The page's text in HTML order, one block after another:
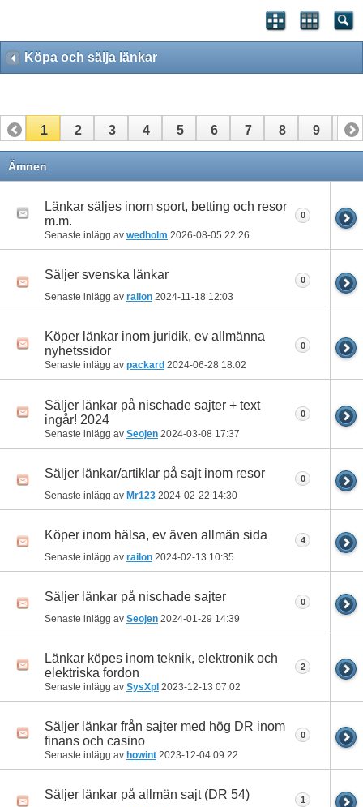
Köpa och sälja länkar
1 2 3 4 5 6 7 8 9 10
11
Ämnen
Länkar säljes inom sport, betting och resor
m.m.
Senaste inlägg av wedholm 2026-08-05 22:26
0
Säljer svenska länkar
Senaste inlägg av railon 2024-11-18 12:03
0
Köper länkar inom juridik, ev allmänna
nyhetssidor
Senaste inlägg av packard 2024-06-28 18:02
0
Säljer länkar på nischade sajter + text
ingår! 2024
Senaste inlägg av Seojen 2024-03-08 17:37
0
Säljer länkar/artiklar på sajt inom resor
Senaste inlägg av Mr123 2024-02-22 14:30
0
Köper inom hälsa, ev även allmän sida
Senaste inlägg av railon 2024-02-13 10:35
4
Säljer länkar på nischade sajter
Senaste inlägg av Seojen 2024-01-29 14:39
0
Länkar köpes inom teknik, elektronik och
elektriska fordon
Senaste inlägg av SysXpl 2023-12-13 07:02
2
Säljer länkar från sajter med hög DR inom
finans och casino
Senaste inlägg av howint 2023-12-04 09:22
0
Säljer länkar på allmän sajt (DR 54) 1